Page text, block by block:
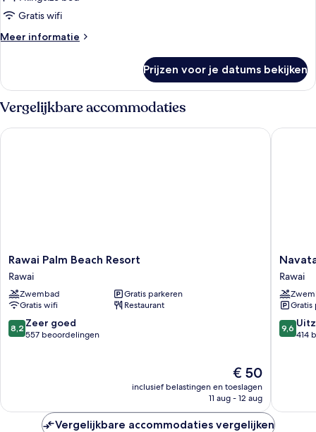
RoomGratis wifi
Meer informatie
Meer
Pavilion
Beachfront
Room
Prijzen voor je datums bekijken
Vergelijkbare accommodaties
Rawai
Palm
Beach
Resort
Rawai
Rawai Palm Beach Resort
Rawai
Zwembad
Gratis parkeren
Gratis wifi
Restaurant
8.2
van
8,2 Zeer goed
557 beoordelingen
De
prijs
€ 50
inclusief belastingen en toeslagen
11 aug - 12 aug
Rawai Palm Beach Resort
Phuket
Resort
Rawai
Rawai
Gratis
9.6
van
9,6
414
Vergelijkbare accommodaties vergelijken